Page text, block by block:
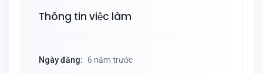
Thông tin việc làm
Ngày đăng: 6 năm trước